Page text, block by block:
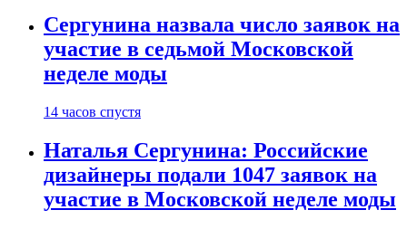
Сергунина назвала число заявок на
участие в седьмой Московской
неделе моды
14 часов спустя
Наталья Сергунина: Российские
дизайнеры подали 1047 заявок на
участие в Московской неделе моды